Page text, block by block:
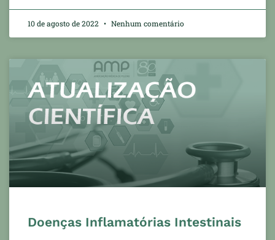
10 de agosto de 2022 Nenhum comentário
Doenças Inflamatórias Intestinais